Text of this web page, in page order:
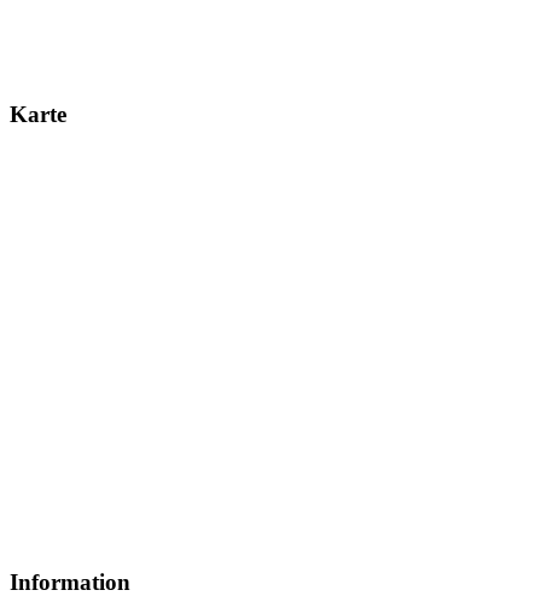
Karte
Information